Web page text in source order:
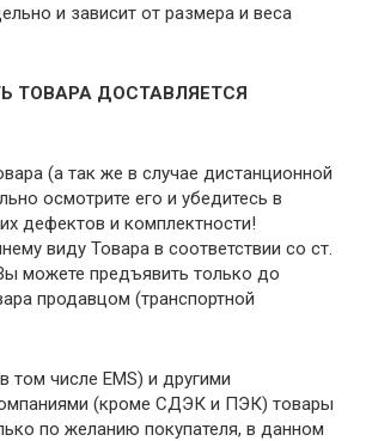
и зависит от размера и веса
ТОВАРА ДОСТАВЛЯЕТСЯ
(а так же в случае дистанционной
осмотрите его и убедитесь в
дефектов и комплектности!
виду Товара в соответствии со ст.
можете предъявить только до
продавцом (транспортной
том числе EMS) и другими
(кроме СДЭК и ПЭК) товары
по желанию покупателя, в данном